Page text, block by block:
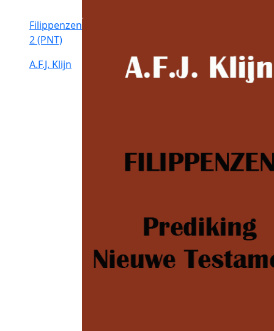
Filippenzen
2 (PNT)
A.F.J. Klijn